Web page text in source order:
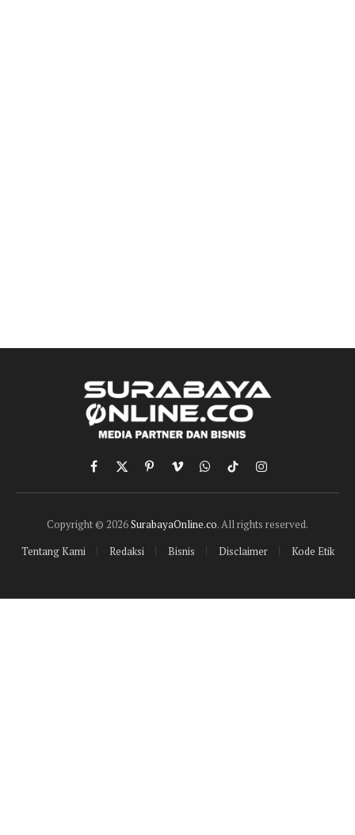
Facebook
X
(Twitter)
PinterestVimeoWhatsApp
TikTokInstagram
Copyright © 2026SurabayaOnline.co. All rights reserved.
Tentang Kami
Redaksi Bisnis Disclaimer Kode Etik